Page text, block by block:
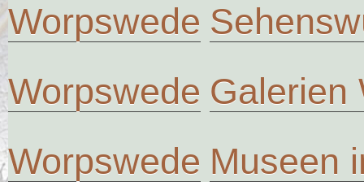
Worpswede
Worpswede Galerien
Worpswede Museen